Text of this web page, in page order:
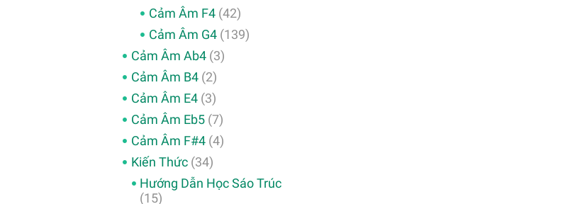
Cảm Âm F4(42)
Cảm Âm G4(139)
Cảm Âm Ab4(3)
Cảm Âm B4(2)
Cảm Âm E4(3)
Cảm Âm Eb5(7)
Cảm Âm F#4(4)
Kiến Thức(34)
Hướng Dẫn Học Sáo Trúc
(15)